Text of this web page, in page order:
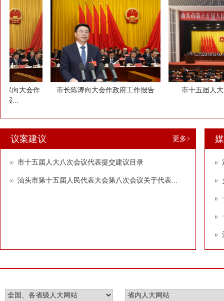
大会作
市长陈涛向大会作政府工作报告 市十五届人大八
议案建议 更多>
市十五届人大八次会议代表提交建议目录
汕头市第十五届人民代表大会第八次会议关于代表...